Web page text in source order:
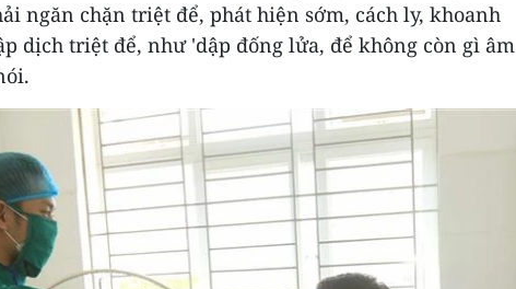
ngăn chặn triệt để, phát hiện sớm, cách ly, khoanh
dịch triệt để, như 'dập đống lửa, để không còn gì âm